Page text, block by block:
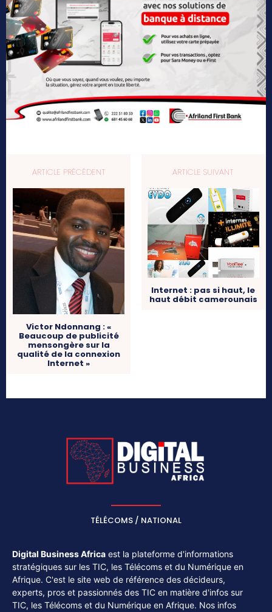
ARTICLE PRÉCÉDENT
Victor Ndonnang : «
Beaucoup de publicité
mensongère sur la
qualité de la connexion
Internet »
ARTICLE SUIVANT
Internet : pas si haut, le
haut débit camerounais
TÉLÉCOMS / NATIONAL
Digital Business Africa est la plateforme d'informations
stratégiques sur les TIC, les Télécoms et du Numérique en
Afrique. C'est le site web de référence des décideurs,
experts, pros et passionnés des TIC en matière d'infos sur
TIC, les Télécoms et du Numérique en Afrique. Nos infos